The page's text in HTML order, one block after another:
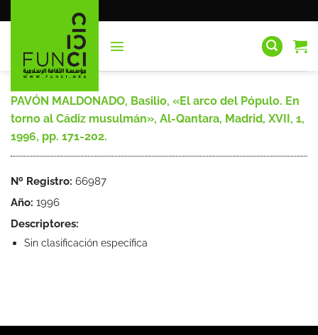
al
PAVÓN MALDONADO, Basilio, «El arco del Pópulo. En
torno al Cádiz musulmán», Al-Qantara, Madrid, XVII, 1,
1996, pp. 171-202.
Nº Registro: 66987
Año: 1996
Descriptores:
Sin clasificación específica